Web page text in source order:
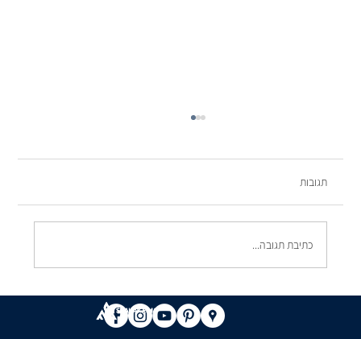
כשהנדסה פוגשת השראה: מאחורי הקלעים של
פרויקט "הבית בבורגתא"
תגובות
כתיבת תגובה...